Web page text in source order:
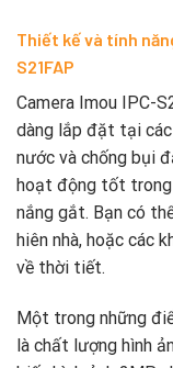
Thiết kế và tính
S21FAP
Camera Imou IPC-
dàng lắp đặt tại
nước và chống bụi
hoạt động tốt
nắng gắt. Bạn có
hiên nhà, hoặc các
về thời tiết.
Một trong những
là chất lượng hình